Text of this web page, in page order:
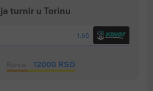
turnir u Torinu
Bonus 12000 RSD
1.65